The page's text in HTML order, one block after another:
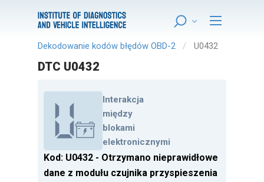
Dekodowanie kodów błędów OBD-2 U0432
DTC U0432
Interakcja
między
blokami
elektronicznymi
Kod: U0432 - Otrzymano nieprawidłowe
dane z modułu czujnika przyspieszenia